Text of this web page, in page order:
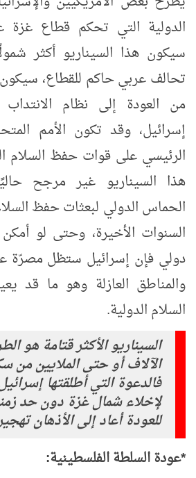
الدولية التي تحكم قطاع
سيكون هذا السيناريو أكثر
تحالف عربي حاكم للقطاع، سيكون
من العودة إلى نظام
إسرائيل، وقد تكون الأمم
الرئيسي على قوات حفظ السلام
هذا السيناريو غير مرجح
الحماس الدولي لبعثات حفظ
السنوات الأخيرة، وحتى لو
دولي فإن إسرائيل ستظل مصرّة
والمناطق العازلة وهو ما قد
السلام الدولية.
السيناريو الأكثر قتامة هو
الآلاف أو حتى الملايين من
لإخلاء شمال غزة دون حد
للعودة أعاد إلى الأذهان
*عودة السلطة الفلسطينية: